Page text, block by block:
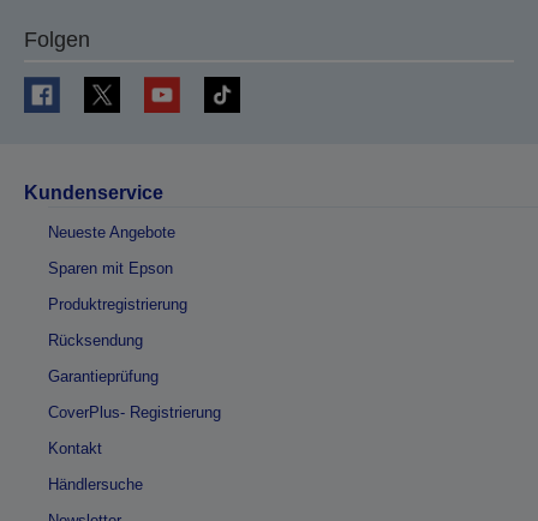
Folgen
Kundenservice
Neueste Angebote
Sparen mit Epson
Produktregistrierung
Rücksendung
Garantieprüfung
CoverPlus- Registrierung
Kontakt
Händlersuche